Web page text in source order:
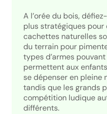
A l’orée du bois,
plus stratégiques pour
cachettes naturelles
du terrain pour
types d’armes
permettent aux
se dépenser en pleine
tandis que les grands
compétition ludique
différents.